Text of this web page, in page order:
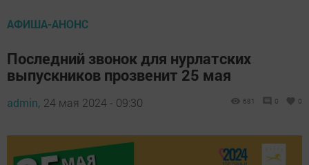
АФИША-АНОНС
Последний звонок для нурлатских
выпускников прозвенит 25 мая
admin, 24 мая 2024 - 09:30 681 0 0